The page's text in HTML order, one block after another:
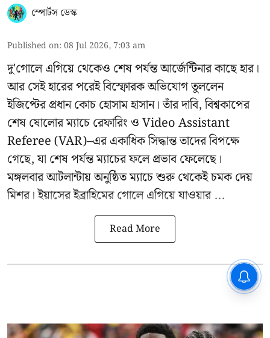
স্পোর্টস ডেস্ক
Published on:08 Jul 2026, 7:03 am
দু'গোলে এগিয়ে থেকেও শেষ পর্যন্ত আর্জেন্টিনার কাছে হার।
আর সেই হারের পরেই বিস্ফোরক অভিযোগ তুললেন
ইজিপ্টের প্রধান কোচ হোসাম হাসান। তাঁর দাবি, বিশ্বকাপের
শেষ ষোলোর ম্যাচে রেফারিং ও Video Assistant
Referee (VAR)–এর একাধিক সিদ্ধান্ত তাদের বিপক্ষে
গেছে, যা শেষ পর্যন্ত ম্যাচের ফলে প্রভাব ফেলেছে।
মঙ্গলবার আটলান্টায় অনুষ্ঠিত ম্যাচে শুরু থেকেই চমক দেয়
মিশর। ইয়াসের ইব্রাহিমের গোলে এগিয়ে যাওয়ার ...
Read More